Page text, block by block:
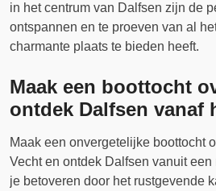
in het centrum van Dalfsen zijn de
ontspannen en te proeven van al
charmante plaats te bieden heeft.
Maak een boottocht
ontdek Dalfsen vanaf
Maak een onvergetelijke boottocht
Vecht en ontdek Dalfsen vanuit
je betoveren door het rustgevende